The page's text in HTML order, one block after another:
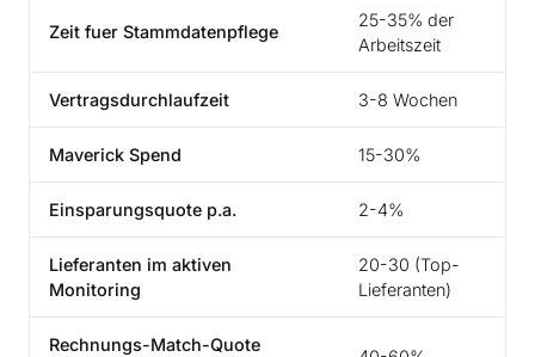
Zeit fuer Stammdatenpflege
25-35% der
Arbeitszeit
Vertragsdurchlaufzeit 3-8 Wochen
Maverick Spend 15-30%
Einsparungsquote p.a. 2-4%
Lieferanten im aktiven
Monitoring
20-30 (Top-
Lieferanten)
Rechnungs-Match-Quote